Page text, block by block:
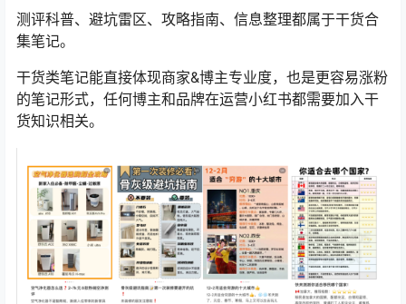
测评科普、避坑雷区、攻略指南、信息整理都属于干货合
集笔记。
干货类笔记能直接体现商家&博主专业度，也是更容易涨粉
的笔记形式，任何博主和品牌在运营小红书都需要加入干
货知识相关。